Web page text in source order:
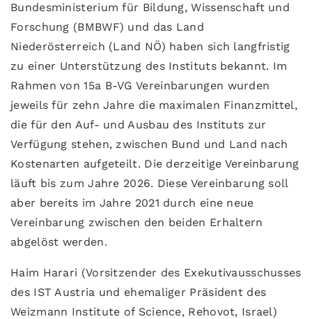
Bundesministerium für Bildung, Wissenschaft und
Forschung (BMBWF) und das Land
Niederösterreich (Land NÖ) haben sich langfristig
zu einer Unterstützung des Instituts bekannt. Im
Rahmen von 15a B-VG Vereinbarungen wurden
jeweils für zehn Jahre die maximalen Finanzmittel,
die für den Auf- und Ausbau des Instituts zur
Verfügung stehen, zwischen Bund und Land nach
Kostenarten aufgeteilt. Die derzeitige Vereinbarung
läuft bis zum Jahre 2026. Diese Vereinbarung soll
aber bereits im Jahre 2021 durch eine neue
Vereinbarung zwischen den beiden Erhaltern
abgelöst werden.
Haim Harari (Vorsitzender des Exekutivausschusses
des IST Austria und ehemaliger Präsident des
Weizmann Institute of Science, Rehovot, Israel)